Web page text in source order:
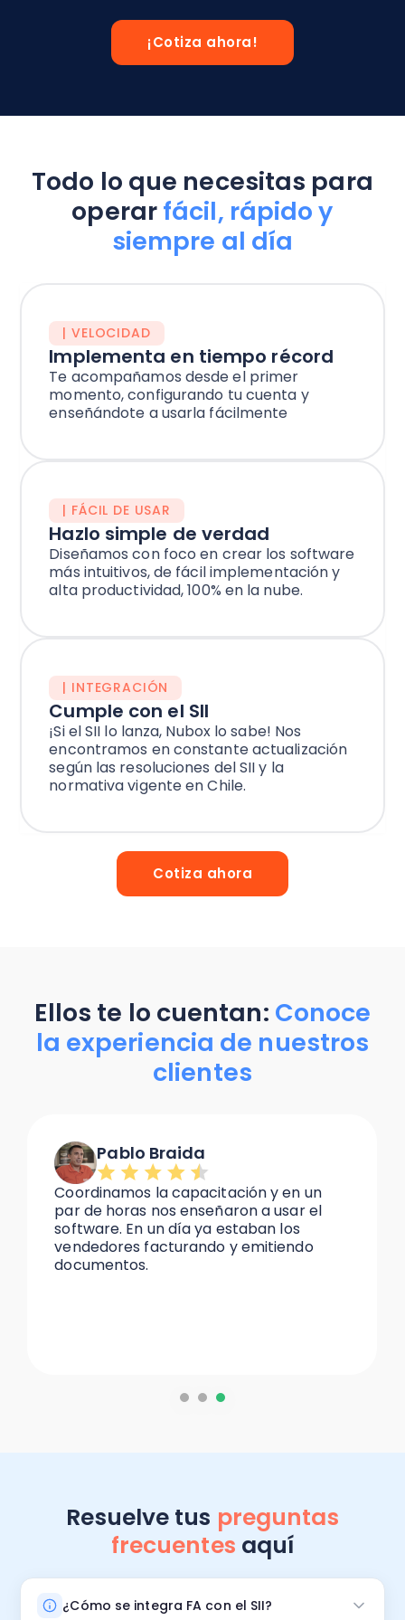
¡Cotiza ahora!
Todo lo que necesitas para
operarfácil, rápido y
siempre al día
| VELOCIDAD
Implementa en tiempo récord
Te acompañamos desde el primer
momento, configurando tu cuenta y
enseñándote a usarla fácilmente
| FÁCIL DE USAR
Hazlo simple de verdad
Diseñamos con foco en crear los software
más intuitivos, de fácil implementación y
alta productividad, 100% en la nube.
| INTEGRACIÓN
Cumple con el SII
¡Si el SII lo lanza, Nubox lo sabe! Nos
encontramos en constante actualización
según las resoluciones del SII y la
normativa vigente en Chile.
Cotiza ahora
Ellos te lo cuentan: Conoce
la experiencia de nuestros
clientes
Darwin José Rojas
Trabajé con muchos software
pero ninguno me ayudó como lo
Nubox. Uno siente un respaldo, ellos
siempre están atentos y en
mejora.
Resuelve tus preguntas
frecuentes aquí
¿Cómo se integra FA con el SII?